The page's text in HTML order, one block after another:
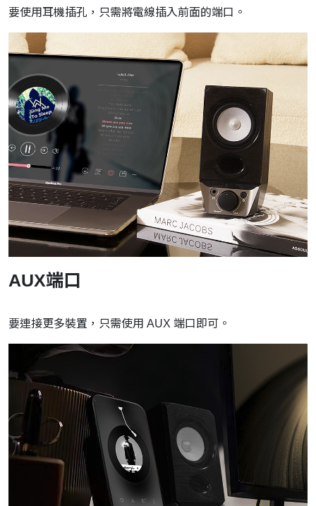
要使用耳機插孔，只需將電線插入前面的端口。
AUX端口
要連接更多裝置，只需使用 AUX 端口即可。